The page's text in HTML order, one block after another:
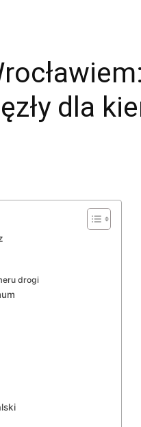
dla
drogi